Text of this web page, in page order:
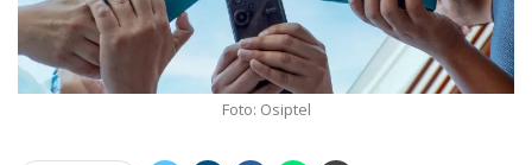
Foto: Osiptel